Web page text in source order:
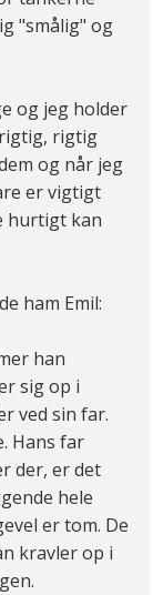
"smålig" og
og jeg holder
rigtig
og når jeg
er vigtigt
hurtigt kan
ham Emil:
han
sig op i
ved sin far.
Hans far
der, er det
hele
er tom. De
kravler op i